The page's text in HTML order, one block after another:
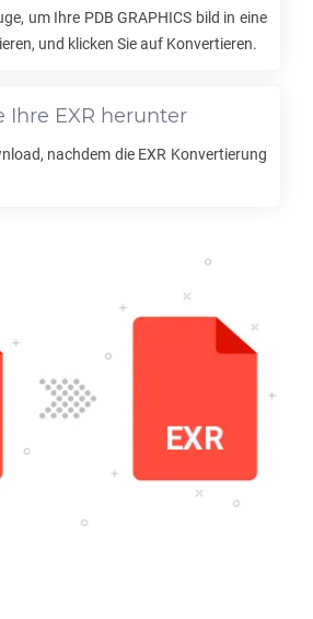
um Ihre PDB GRAPHICS bild in eine
und klicken Sie auf Konvertieren.
Ihre EXR herunter
nachdem die EXR Konvertierung